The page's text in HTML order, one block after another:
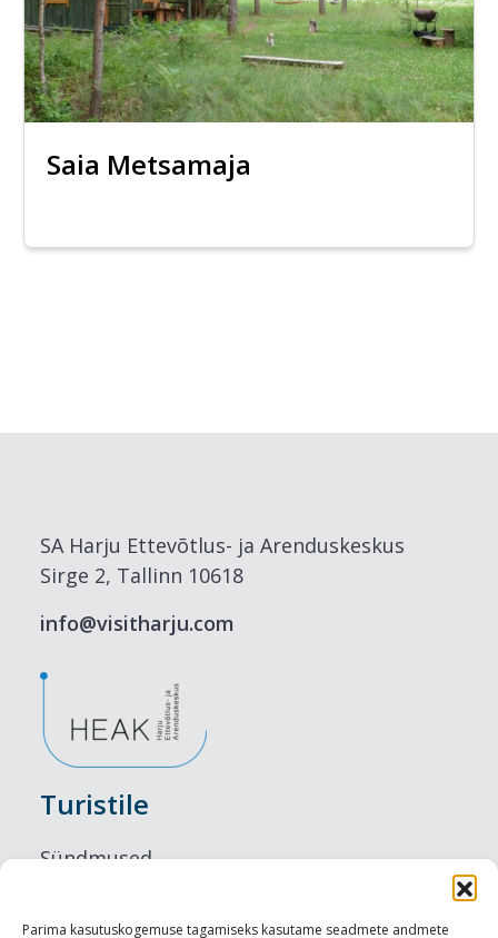
Parima kasutuskogemuse tagamiseks kasutame seadmete andmete
Saia Metsamaja
SA Harju Ettevõtlus- ja Arenduskeskus
Sirge 2, Tallinn 10618
info@visitharju.com
Turistile
Sündmused